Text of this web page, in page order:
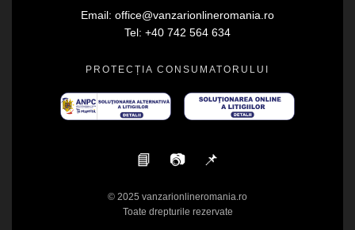
Email: office@vanzarionlineromania.ro
Tel: +40 742 564 634
PROTECȚIA CONSUMATORULUI
📘 📷 📌
© 2025 vanzarionlineromania.ro
Toate drepturile rezervate